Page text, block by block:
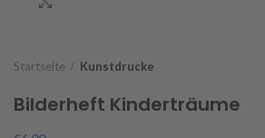
Startseite Kunstdrucke
Bilderheft Kinderträume